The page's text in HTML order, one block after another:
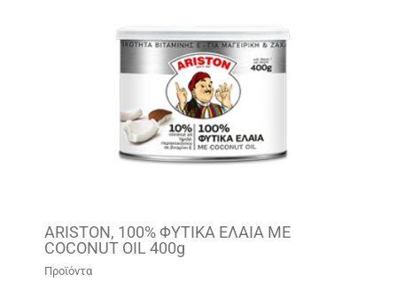
ARISTON, 100% ΦΥΤΙΚΑ ΕΛΑΙΑ ΜΕ
COCONUT OIL 400g
Προϊόντα